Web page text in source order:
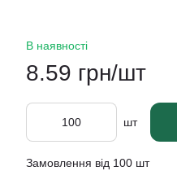
В наявності
8.59 грн/шт
шт
Замовлення від 100 шт